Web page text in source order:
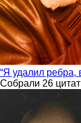
“Я удалил ребра,
Собрали 26